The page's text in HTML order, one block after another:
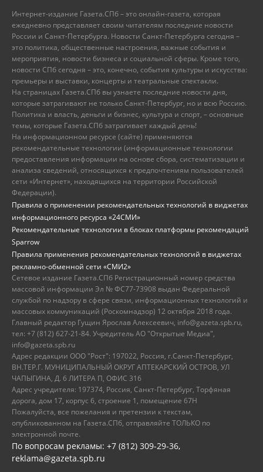
Интернет-издание Газета.СПб – это онлайн-газета, которая
ежедневно представляет своим читателям последние новости
России и Санкт-Петербурга. Новости Санкт-Петербурга сегодня –
это политика, общественные настроения, важные события и
мероприятия, новости бизнеса и социальной сферы. Кроме того,
новости СПб сегодня – это, конечно, события культуры и искусства:
премьеры и выставки, концерты и театральные спектакли.
На страницах Газета.СПб вы узнаете последние новости дня,
которые затрагивают не только Санкт-Петербург, но и всю Россию.
Политика и власть, деньги и бизнес, культура и спорт, – основные
темы, которые Газета.СПб затрагивает каждый день!
На информационном ресурсе (сайте) применяются
рекомендательные технологии (информационные технологии
предоставления информации на основе сбора, систематизации и
анализа сведений, относящихся к предпочтениям пользователей
сети «Интернет», находящихся на территории Российской
Федерации).
Правила о применении рекомендательных технологий в виджетах
информационного ресурса «24СМИ»
Рекомендательные технологии в блоках платформы рекомендаций
Sparrow
Правила применения рекомендательных технологий в виджетах
рекламно-обменной сети «СМИ2»
Сетевое издание Газета.СПб Регистрационный номер средства
массовой информации Эл № ФС77-73908 выдан Федеральной
службой по надзору в сфере связи, информационных технологий и
массовых коммуникаций (Роскомнадзор) 12 октября 2018 года.
Главный редактор Гущин Ярослав Алексеевич, info@gazeta.spb.ru,
тел: +7 (812) 627-21-84. Учредитель АО "Открытые Медиа",
info@gazeta.spb.ru
Адрес редакции ООО "Рост": 197022, Россия, г.Санкт-Петербург,
ВН.ТЕР.Г. МУНИЦИПАЛЬНЫЙ ОКРУГ АПТЕКАРСКИЙ ОСТРОВ, УЛ
ЧАПЫГИНА, Д. 6 ЛИТЕРА П, ОФИС 316
Адрес учредителя: 197374, Россия, Санкт-Петербург, Торфяная
дорога, дом 17, корпус 6, строение 1, помещение 67Н
Пожалуйста, все пожелания и претензии к текстам,
опубликованном на Газета.СПб, отправляйте ТОЛЬКО по
электронной почте.
По вопросам рекламы: +7 (812) 309-29-36,
reklama@gazeta.spb.ru